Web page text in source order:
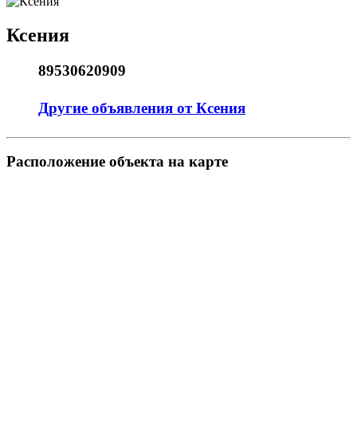
Ксения
89530620909
Другие объявления от Ксения
Pасположение объекта на карте